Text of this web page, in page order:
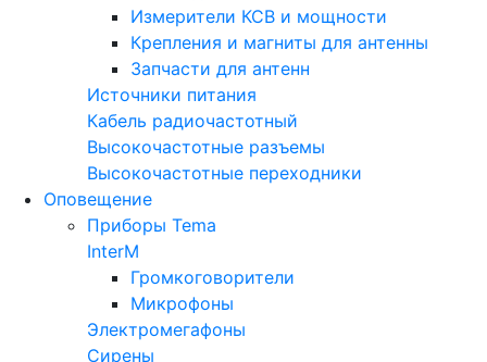
Измерители КСВ и мощности
Крепления и магниты для антенны
Запчасти для антенн
Источники питания
Кабель радиочастотный
Высокочастотные разъемы
Высокочастотные переходники
Оповещение
Приборы Tema
InterM
Громкоговорители
Микрофоны
Электромегафоны
Сирены